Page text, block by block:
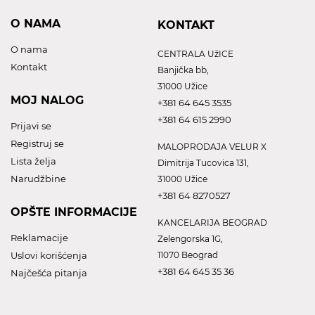
O NAMA
O nama
Kontakt
MOJ NALOG
Prijavi se
Registruj se
Lista želja
Narudžbine
OPŠTE INFORMACIJE
Reklamacije
Uslovi korišćenja
Najčešća pitanja
KONTAKT
CENTRALA UžICE
Banjička bb,
31000 Užice
+381 64 645 3535
+381 64 615 2990
MALOPRODAJA VELUR X
Dimitrija Tucovica 131,
31000 Užice
+381 64 8270527
KANCELARIJA BEOGRAD
Zelengorska 1G,
11070 Beograd
+381 64 645 35 36